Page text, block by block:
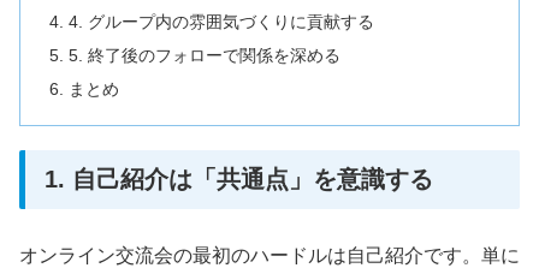
4. グループ内の雰囲気づくりに貢献する
5. 終了後のフォローで関係を深める
まとめ
1. 自己紹介は「共通点」を意識する
オンライン交流会の最初のハードルは自己紹介です。単に